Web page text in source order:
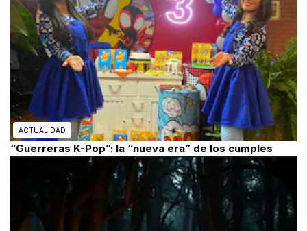
ACTUALIDAD
“Guerreras K-Pop”: la “nueva era” de los cumples